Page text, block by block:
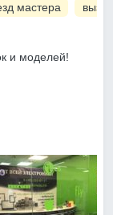
мастера
и моделей!